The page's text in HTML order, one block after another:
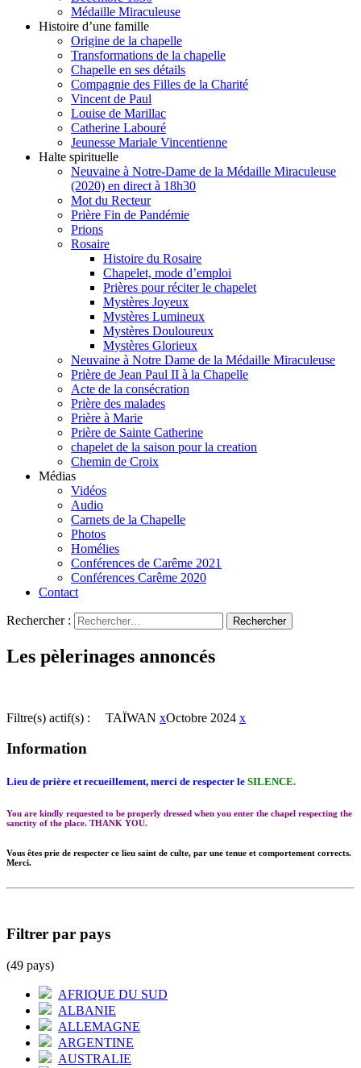
Médaille Miraculeuse
Histoire d’une famille
Origine de la chapelle
Transformations de la chapelle
Chapelle en ses détails
Compagnie des Filles de la Charité
Vincent de Paul
Louise de Marillac
Catherine Labouré
Jeunesse Mariale Vincentienne
Halte spirituelle
Neuvaine à Notre-Dame de la Médaille Miraculeuse
(2020) en direct à 18h30
Mot du Recteur
Prière Fin de Pandémie
Prions
Rosaire
Histoire du Rosaire
Chapelet, mode d’emploi
Prières pour réciter le chapelet
Mystères Joyeux
Mystères Lumineux
Mystères Douloureux
Mystères Glorieux
Neuvaine à Notre Dame de la Médaille Miraculeuse
Prière de Jean Paul II à la Chapelle
Acte de la consécration
Prière des malades
Prière à Marie
Prière de Sainte Catherine
chapelet de la saison pour la creation
Chemin de Croix
Médias
Vidéos
Audio
Carnets de la Chapelle
Photos
Homélies
Conférences de Carême 2021
Conférences Carême 2020
Contact
Rechercher :
Les pèlerinages annoncés
Filtre(s) actif(s) : TAÏWAN xOctobre 2024 x
Information
Lieu de prière et recueillement, merci de respecter le SILENCE.
You are kindly requested to be properly dressed when you enter the chapel respecting the
sanctity of the place. THANK YOU.
Vous êtes prie de respecter ce lieu saint de culte, par une tenue et comportement corrects.
Merci.
Filtrer par pays
(49 pays)
AFRIQUE DU SUD
ALBANIE
ALLEMAGNE
ARGENTINE
AUSTRALIE